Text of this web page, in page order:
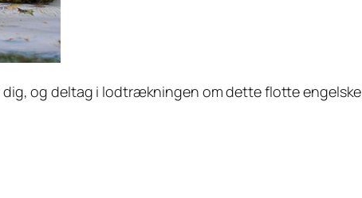
dig, og deltag i lodtrækningen om dette flotteengelske